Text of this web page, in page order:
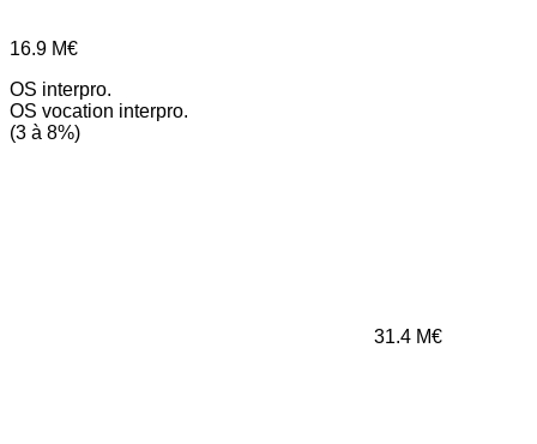
16.9 M€
OS interpro.
OS vocation interpro.
(3 à 8%)
31.4 M€